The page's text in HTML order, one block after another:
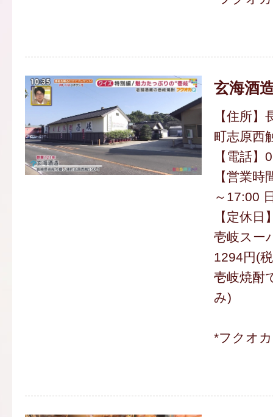
玄海酒
【住所
町志原西
【電話
【営業
～17:00
【定休日
壱岐スー
1294円(
壱岐焼酎
み)
*フクオ